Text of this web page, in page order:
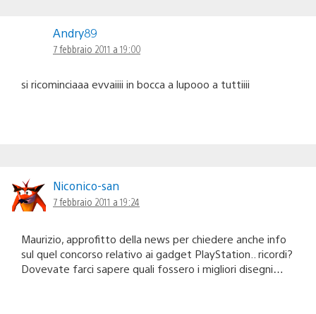
Andry89
7 febbraio 2011 a 19:00
si ricominciaaa evvaiiii in bocca a lupooo a tuttiiii
Niconico-san
7 febbraio 2011 a 19:24
Maurizio, approfitto della news per chiedere anche info
sul quel concorso relativo ai gadget PlayStation.. ricordi?
Dovevate farci sapere quali fossero i migliori disegni…